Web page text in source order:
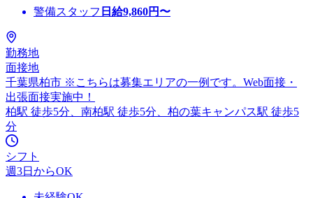
警備スタッフ 日給9,860円〜
勤務地
面接地
千葉県柏市 ※こちらは募集エリアの一例です。Web面接・
出張面接実施中！
柏駅 徒歩5分、南柏駅 徒歩5分、柏の葉キャンパス駅 徒歩5
分
シフト
週3日からOK